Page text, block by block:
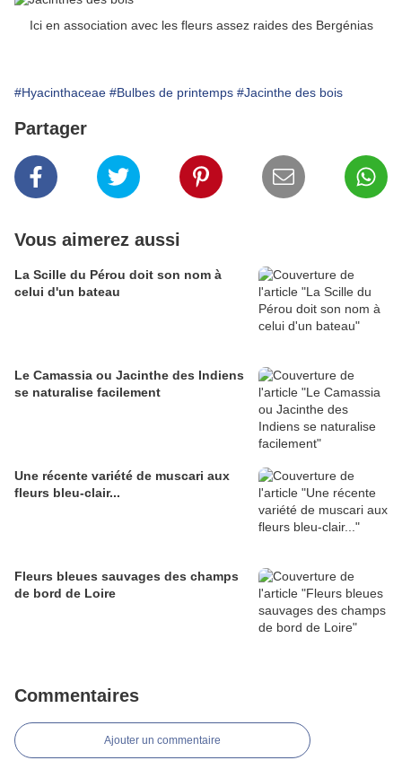
Ici en association avec les fleurs assez raides des Bergénias
#Hyacinthaceae #Bulbes de printemps #Jacinthe des bois
Partager
Vous aimerez aussi
La Scille du Pérou doit son nom à
celui d'un bateau
Le Camassia ou Jacinthe des Indiens
se naturalise facilement
Une récente variété de muscari aux
fleurs bleu-clair...
Fleurs bleues sauvages des champs
de bord de Loire
Commentaires
Ajouter un commentaire